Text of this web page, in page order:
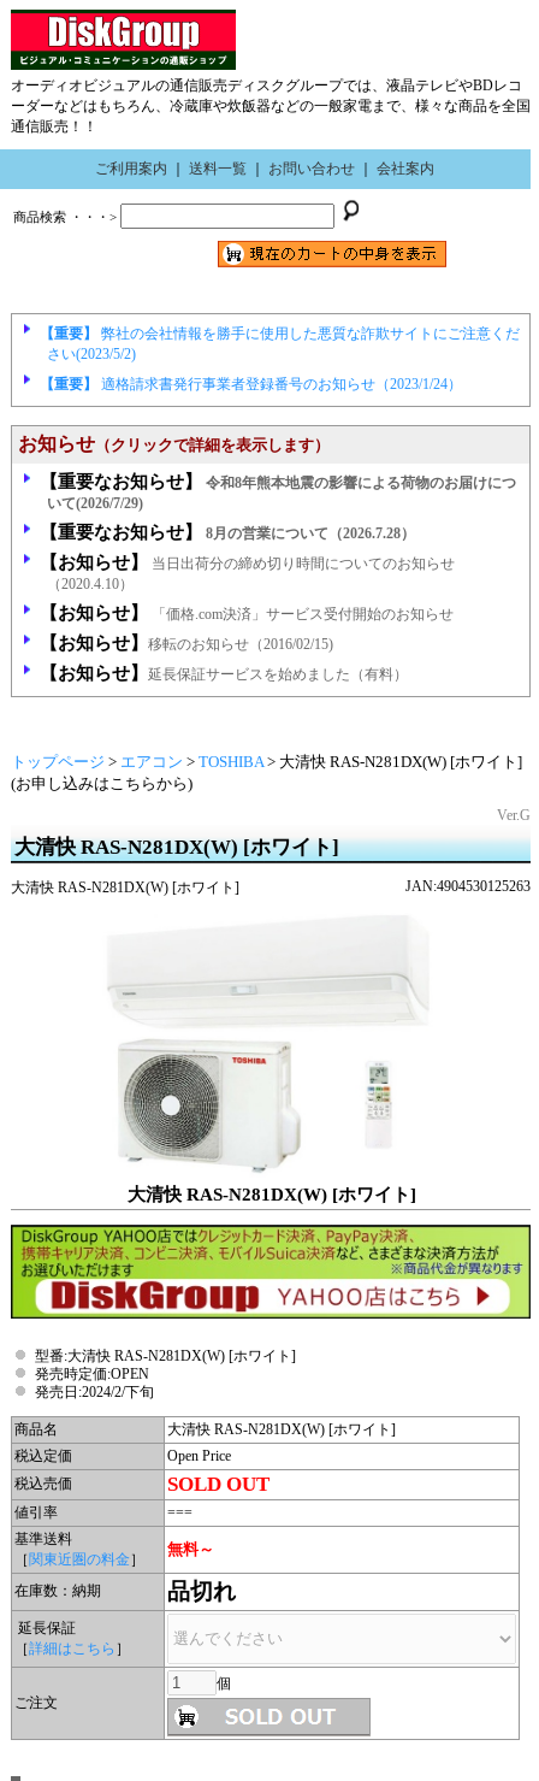
オーディオビジュアルの通信販売ディスクグループでは、液晶テレビやBDレコ
ーダーなどはもちろん、冷蔵庫や炊飯器などの一般家電まで、様々な商品を全国
通信販売！！
ご利用案内 送料一覧 お問い合わせ 会社案内
商品検索 ・・・>
【重要】
弊社の会社情報を勝手に使用した悪質な詐欺サイトにご注意くだ
さい(2023/5/2)
【重要】
適格請求書発行事業者登録番号のお知らせ（2023/1/24）
お知らせ （クリックで詳細を表示します）
【重要なお知らせ】
令和8年熊本地震の影響による荷物のお届けにつ
いて(2026/7/29)
【重要なお知らせ】 8月の営業について（2026.7.28）
【お知らせ】
当日出荷分の締め切り時間についてのお知らせ
（2020.4.10）
【お知らせ】 「価格.com決済」サービス受付開始のお知らせ
【お知らせ】 移転のお知らせ（2016/02/15)
【お知らせ】 延長保証サービスを始めました（有料）
トップページ > エアコン > TOSHIBA> 大清快 RAS-N281DX(W) [ホワイト]
(お申し込みはこちらから)
Ver.G
大清快 RAS-N281DX(W) [ホワイト]
大清快 RAS-N281DX(W) [ホワイト] JAN:4904530125263
大清快 RAS-N281DX(W) [ホワイト]
型番:大清快 RAS-N281DX(W) [ホワイト]
発売時定価:OPEN
発売日:2024/2/下旬
商品名
大清快 RAS-N281DX(W) [ホワイト]
税込定価
Open Price
税込売価
SOLD OUT
値引率
===
基準送料
［関東近圏の料金］
無料～
在庫数：納期 品切れ
延長保証
［詳細はこちら ］
ご注文
個